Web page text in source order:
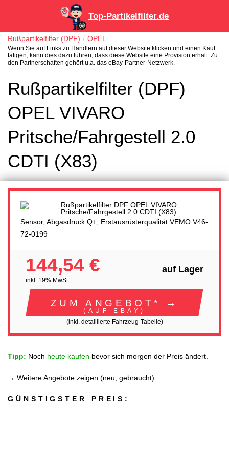
Top-Partikelfilter.de
Rußpartikelfilter (DPF) OPEL
Wenn Sie auf Links zu Händlern auf dieser Website klicken und einen Kauf
tätigen, kann dies dazu führen, dass diese Website eine Provision erhält. Zu
den Partnerschaften gehört u.a. das eBay-Partner-Netzwerk.
Rußpartikelfilter (DPF)
OPEL VIVARO
Pritsche/Fahrgestell 2.0
CDTI (X83)
Sensor, Abgasdruck Q+, Erstausrüsterqualität VEMO V46-
72-0199
144,54 €
inkl. 19% MwSt.
auf Lager
ZUM ANGEBOT* →
(AUF EBAY)
(inkl. detaillierte Fahrzeug-Tabelle)
Tipp: Noch heute kaufen bevor sich morgen der Preis ändert.
→ Weitere Angebote zeigen (neu, gebraucht)
GÜNSTIGSTER PREIS: